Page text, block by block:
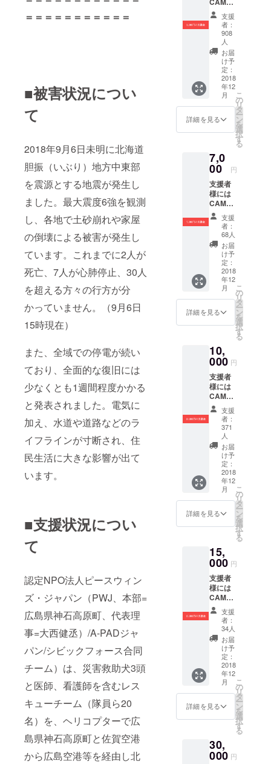
＝＝＝＝＝＝＝＝＝＝＝
■被害状況につい
て
2018年9月6日未明に北海道
胆振（いぶり）地方中東部
を震源とする地震が発生し
ました。最大震度6強を観測
し、各地で土砂崩れや家屋
の倒壊による被害が発生し
ています。これまでに2人が
死亡、7人が心肺停止、30人
を超える方々の行方が分
かっていません。（9月6日
15時現在）
また、全域での停電が続い
ており、全面的な復旧には
少なくとも1週間程度かかる
と発表されました。電気に
加え、水道や道路などのラ
イフラインが寸断され、住
民生活に大きな影響が出て
います。
■支援状況につい
て
認定NPO法人ピースウィン
ズ・ジャパン（PWJ、本部=
広島県神石高原町、代表理
事=大西健丞）/A-PADジャ
パン/シビックフォース合同
チーム）は、災害救助犬3頭
と医師、看護師を含むレス
キューチーム（隊員ら20
名）を、ヘリコプターで広
島県神石高原町と佐賀空港
から広島空港等を経由し北
IREより
お礼の
メッ
セージ
と活動
報告を
お送り
します
支援
者：
908
人
お届
け予
定：
2018
年12
月
詳細を見る
こ
の
リ
タ
ー
ン
を
選
択
す
る
7,0
00 円
支援者
様には
CAMPF
IREより
お礼の
メッ
セージ
と活動
報告を
お送り
します
支援
者：
68人
お届
け予
定：
2018
年12
月
詳細を見る
こ
の
リ
タ
ー
ン
を
選
択
す
る
10,
000 円
支援者
様には
CAMPF
IREより
お礼の
メッ
セージ
と活動
報告を
お送り
します
支援
者：
371
人
お届
け予
定：
2018
年12
月
詳細を見る
こ
の
リ
タ
ー
ン
を
選
択
す
る
15,
000 円
支援者
様には
CAMPF
IREより
お礼の
メッ
セージ
と活動
報告を
お送り
します
支援
者：
34人
お届
け予
定：
2018
年12
月
詳細を見る
こ
の
リ
タ
ー
ン
を
選
択
す
る
30,
000 円